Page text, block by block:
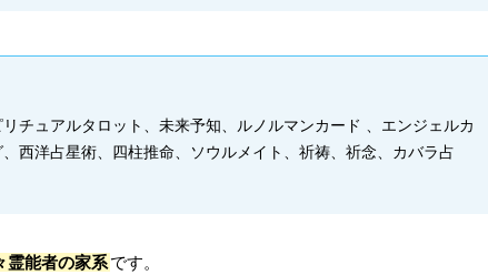
チュアルタロット、未来予知、ルノルマンカード 、エンジェルカ
西洋占星術、四柱推命、ソウルメイト、祈祷、祈念、カバラ占
霊能者の家系です。